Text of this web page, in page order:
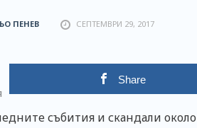
ПЕНЕВ СЕПТЕМВРИ 29, 2017
Share
събития и скандали